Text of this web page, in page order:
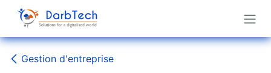
Se rendre au contenu
Gestion d'entreprise